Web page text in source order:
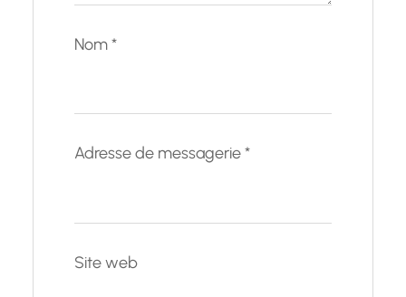
Nom*
Adresse de messagerie*
Site web